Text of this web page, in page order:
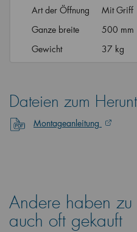
Art der Öffnung
Mit Griff
Ganze breite
500 mm
Gewicht
37 kg
Dateien zum
Montageanleitung
Andere haben zu
auch oft gekauft